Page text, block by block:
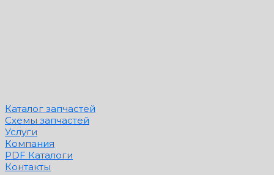
Каталог запчастей
Схемы запчастей
Услуги
Компания
PDF Каталоги
Контакты